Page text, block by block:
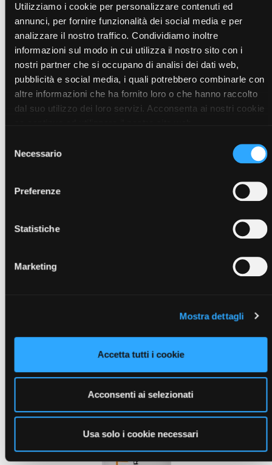
Utilizziamo i cookie per personalizzare contenuti ed
annunci, per fornire funzionalità dei social media e per
analizzare il nostro traffico. Condividiamo inoltre
informazioni sul modo in cui utilizza il nostro sito con i
nostri partner che si occupano di analisi dei dati web,
pubblicità e social media, i quali potrebbero combinarle con
altre informazioni che ha fornito loro o che hanno raccolto
dal suo utilizzo dei loro servizi. Acconsenta ai nostri cookie
delNecessario
Preferenze
Statistiche
Marketing
Mostra dettagli
Accetta tutti i cookie
Acconsenti ai selezionati
Usa solo i cookie necessari
IDEALE PER PELLI IMPURE
Siero viso formulato con attivi dalle qualità sebo-
balsamico e l’estratto di uva ursina biologica.
La vitamina PPnutre ed idrata la pelle, regalandole un
aspetto pieno di benessere e completa la formula.
CONTIENE
Aceto Balsamico
Estratto di Uva Ursina Biologica
Prodotto adatto ai vegani, realizzato senza sostanze di
Visualizza articoli della stessa